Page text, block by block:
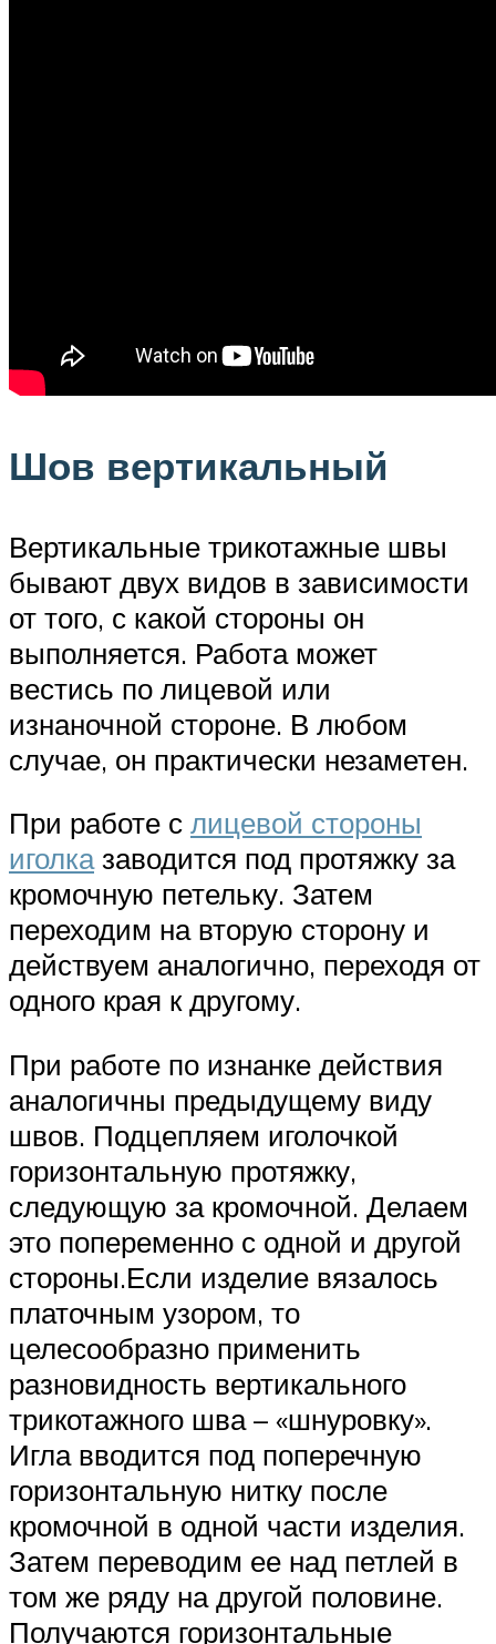
Шов вертикальный
Вертикальные трикотажные швы
бывают двух видов в зависимости
от того, с какой стороны он
выполняется. Работа может
вестись по лицевой или
изнаночной стороне. В любом
случае, он практически незаметен.
При работе с лицевой стороны
иголказаводится под протяжку за
кромочную петельку. Затем
переходим на вторую сторону и
действуем аналогично, переходя от
одного края к другому.
При работе по изнанке действия
аналогичны предыдущему виду
швов. Подцепляем иголочкой
горизонтальную протяжку,
следующую за кромочной. Делаем
это попеременно с одной и другой
стороны.Если изделие вязалось
платочным узором, то
целесообразно применить
разновидность вертикального
трикотажного шва – «шнуровку».
Игла вводится под поперечную
горизонтальную нитку после
кромочной в одной части изделия.
Затем переводим ее над петлей в
том же ряду на другой половине.
Получаются горизонтальные